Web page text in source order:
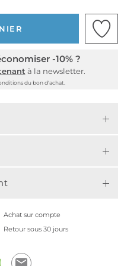
-10% ?
à la newsletter.
du bon d'achat.
Achat sur compte
Retour sous 30 jours